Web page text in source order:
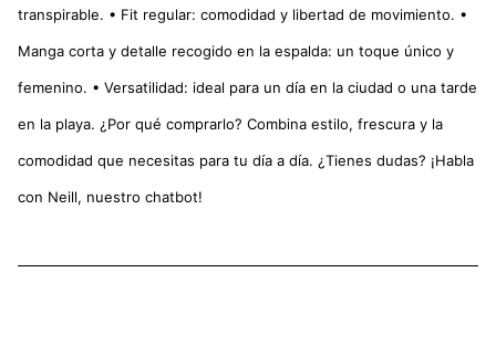
transpirable. • Fit regular: comodidad y libertad de movimiento. •
Manga corta y detalle recogido en la espalda: un toque único y
femenino. • Versatilidad: ideal para un día en la ciudad o una tarde
en la playa. ¿Por qué comprarlo? Combina estilo, frescura y la
comodidad que necesitas para tu día a día. ¿Tienes dudas? ¡Habla
con Neill, nuestro chatbot!